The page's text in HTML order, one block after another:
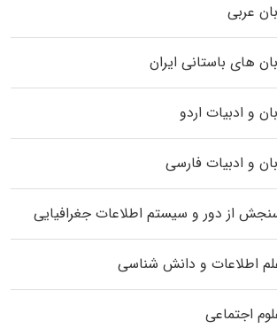
عربی
های باستانی ایران
و ادبیات اردو
و ادبیات فارسی
از دور و سیستم اطلاعات جغرافیایی
اطلاعات و دانش شناسی
اجتماعی